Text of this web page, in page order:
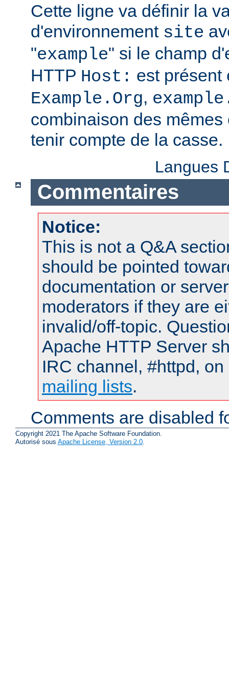
Cette ligne va définir la
d'environnement site
"example" si le champ
HTTP Host: est présent
Example.Org,
combinaison des
tenir compte de la casse.
Langues
Commentaires
Notice:
This is not a Q&A
should be pointed
documentation or
moderators if they are
invalid/off-topic.
Apache HTTP Server
IRC channel, #httpd,
mailing lists.
Comments are disabled
Copyright 2021 The Apache Software Foundation.
Autorisé sous Apache License, Version 2.0